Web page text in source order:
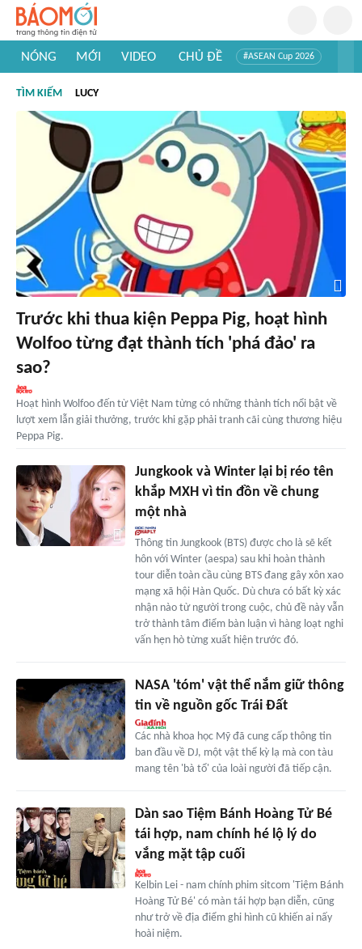
NÓNG MỚI VIDEO CHỦ ĐỀ #ASEAN Cup 2026
#Khám phá thế giới
TÌM KIẾM LUCY
Trước khi thua kiện Peppa Pig, hoạt hình
Wolfoo từng đạt thành tích 'phá đảo' ra
sao?
Hoạt hình Wolfoo đến từ Việt Nam từng có những thành tích nổi bật về
lượt xem lẫn giải thưởng, trước khi gặp phải tranh cãi cùng thương hiệu
Peppa Pig.
Jungkook và Winter lại bị réo tên
khắp MXH vì tin đồn về chung
một nhà
Thông tin Jungkook (BTS) được cho là sẽ kết
hôn với Winter (aespa) sau khi hoàn thành
tour diễn toàn cầu cùng BTS đang gây xôn xao
mạng xã hội Hàn Quốc. Dù chưa có bất kỳ xác
nhận nào từ người trong cuộc, chủ đề này vẫn
trở thành tâm điểm bàn luận vì hàng loạt nghi
vấn hẹn hò từng xuất hiện trước đó.
NASA 'tóm' vật thể nắm giữ thông
tin về nguồn gốc Trái Đất
Các nhà khoa học Mỹ đã cung cấp thông tin
ban đầu về DJ, một vật thể kỳ lạ mà con tàu
mang tên 'bà tổ' của loài người đã tiếp cận.
Dàn sao Tiệm Bánh Hoàng Tử Bé
tái hợp, nam chính hé lộ lý do
vắng mặt tập cuối
Kelbin Lei - nam chính phim sitcom 'Tiệm Bánh
Hoàng Tử Bé' có màn tái hợp bạn diễn, cũng
như trở về địa điểm ghi hình cũ khiến ai nấy
hoài niệm.